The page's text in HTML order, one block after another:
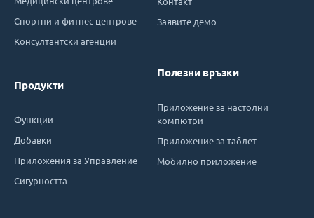
Спортни и фитнес центрове
Консултантски агенции
Продукти
Функции
Добавки
Приложения за Управление
Сигурността
Заявите демо
Полезни връзки
Приложение за настолни
компютри
Приложение за таблет
Мобилно приложение